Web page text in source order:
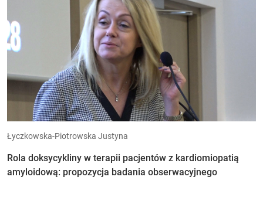
Łyczkowska-Piotrowska Justyna
Rola doksycykliny w terapii pacjentów z kardiomiopatią
amyloidową: propozycja badania obserwacyjnego